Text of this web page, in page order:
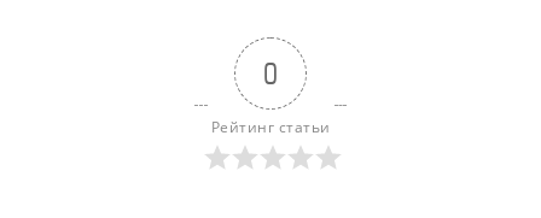
0
Рейтинг статьи